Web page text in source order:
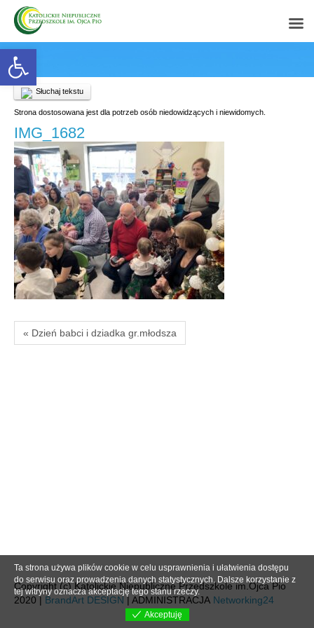
Open toolbar
Słuchaj tekstu
Strona dostosowana jest dla potrzeb osób niedowidzących i niewidomych.
IMG_1682
« Dzień babci i dziadka gr.młodsza
Copyright (c) Katolickie Niepubliczne Przedszkole im.Ojca Pio
2020 | BrandArt DESIGN | ADMINISTRACJA Networking24
Ta strona używa plików cookie w celu usprawnienia i ułatwienia dostępu
do serwisu oraz prowadzenia danych statystycznych. Dalsze korzystanie z
tej witryny oznacza akceptację tego stanu rzeczy.
Akceptuję